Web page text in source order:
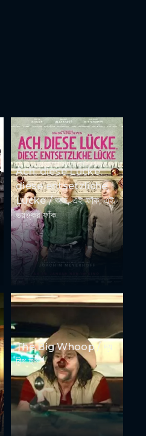
Ach, diese Lücke,
diese entsetzliche
Lücke / আহ, এই ফাঁক, এই
ভয়ঙ্কর ফাঁক
The Big Whoop / দ্য
বিগ হুপ